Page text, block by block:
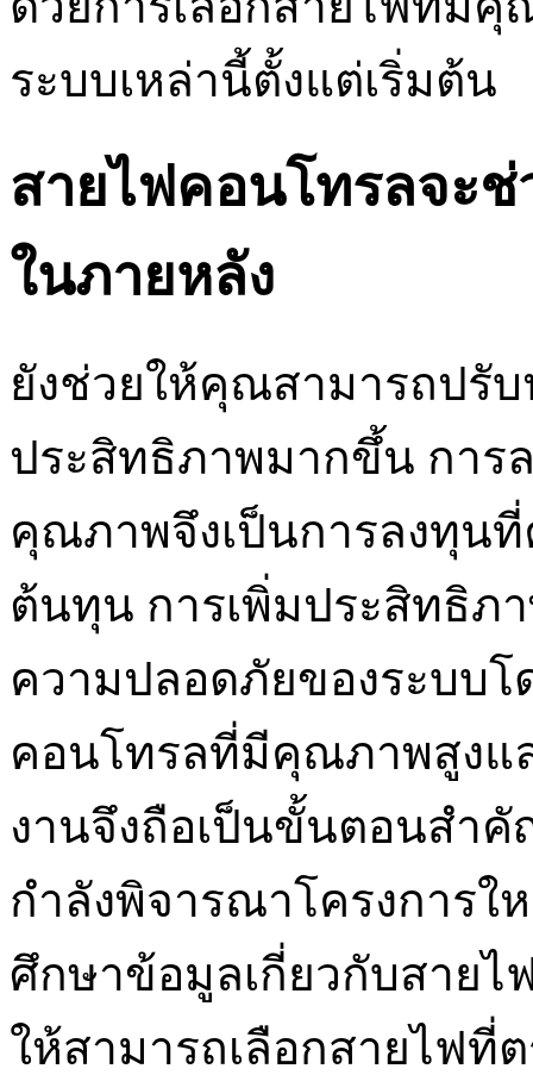
ระบบเหล่านี้ตั้งแต่เริ่มต้น
สายไฟคอนโทรลจะ
ในภายหลัง
ยังช่วยให้คุณสามารถปรับ
ประสิทธิภาพมากขึ้น การ
คุณภาพจึงเป็นการลงทุนที่
ต้นทุน การเพิ่มประสิทธิภ
ความปลอดภัยของระบบโ
คอนโทรลที่มีคุณภาพสูงแ
งานจึงถือเป็นขั้นตอนสำ
กำลังพิจารณาโครงการใ
ศึกษาข้อมูลเกี่ยวกับสายไ
ให้สามารถเลือกสายไฟที่